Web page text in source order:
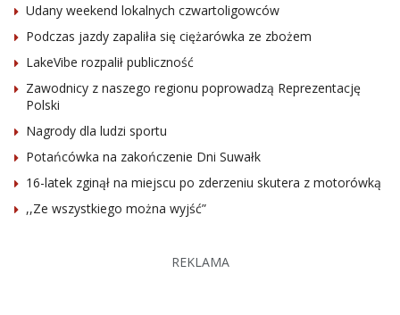
Udany weekend lokalnych czwartoligowców
Podczas jazdy zapaliła się ciężarówka ze zbożem
LakeVibe rozpalił publiczność
Zawodnicy z naszego regionu poprowadzą Reprezentację
Polski
Nagrody dla ludzi sportu
Potańcówka na zakończenie Dni Suwałk
16-latek zginął na miejscu po zderzeniu skutera z motorówką
,,Ze wszystkiego można wyjść”
REKLAMA